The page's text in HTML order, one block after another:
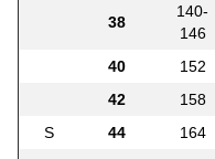
38
140-
146
40 152
42
158
S
44 164